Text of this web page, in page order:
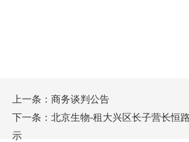
上一条： 商务谈判公告
下一条： 北京生物-租大兴区长子营长恒
示